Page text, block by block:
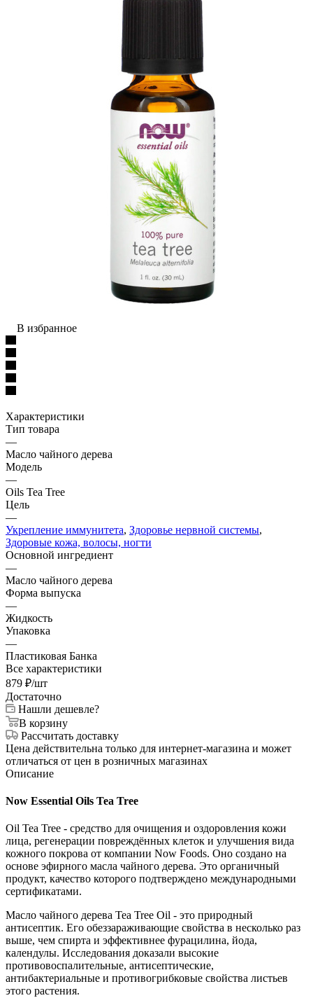
В избранное
Характеристики
Тип товара
—
Масло чайного дерева
Модель
—
Oils Tea Tree
Цель
—
Укрепление иммунитета, Здоровье нервной системы,
Здоровые кожа, волосы, ногти
Основной ингредиент
—
Масло чайного дерева
Форма выпуска
—
Жидкость
Упаковка
—
Пластиковая Банка
Все характеристики
879 ₽/шт
Достаточно
Нашли дешевле?
В корзину
Рассчитать доставку
Цена действительна только для интернет-магазина и может
отличаться от цен в розничных магазинах
Описание
Now Essential Oils Tea Tree
Oil Tea Tree - средство для очищения и оздоровления кожи
лица, регенерации повреждённых клеток и улучшения вида
кожного покрова от компании Now Foods. Оно создано на
основе эфирного масла чайного дерева. Это органичный
продукт, качество которого подтверждено международными
сертификатами.
Масло чайного дерева Tea Tree Oil - это природный
антисептик. Его обеззараживающие свойства в несколько раз
выше, чем спирта и эффективнее фурацилина, йода,
календулы. Исследования доказали высокие
противовоспалительные, антисептические,
антибактериальные и противогрибковые свойства листьев
этого растения.